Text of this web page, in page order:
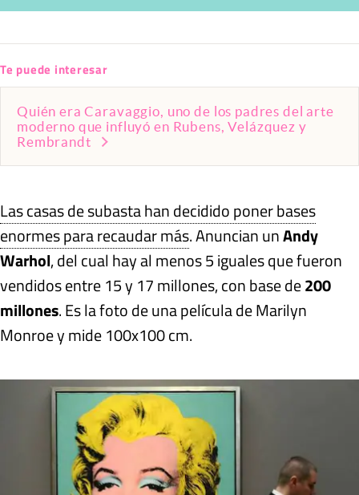
Te puede interesar
Quién era Caravaggio, uno de los padres del arte
moderno que influyó en Rubens, Velázquez y
Rembrandt
Las casas de subasta han decidido poner bases
enormes para recaudar más. Anuncian unAndy
Warhol, del cual hay al menos 5 iguales que fueron
vendidos entre 15 y 17 millones, con base de200
millones. Es la foto de una película de Marilyn
Monroe y mide 100x100 cm.